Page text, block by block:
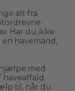
alt fra
Har du ikke
havemand,
med
til, når du